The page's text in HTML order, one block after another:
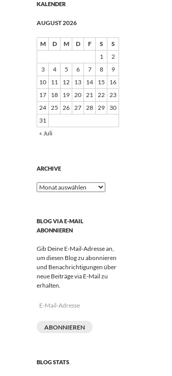
KALENDER
AUGUST 2026
M D M D F S
S
1
2
3
4 5 6 7 8
9
10
11 12 13 14 15
16
17
18 19 20 21 22 23
24 25 26 27 28 29
30
31
« Juli
ARCHIVE
Archive
BLOG VIA E-MAIL
ABONNIEREN
Gib Deine E-Mail-Adresse an,
um diesen Blog zu abonnieren
und Benachrichtigungen über
neue Beiträge via E-Mail zu
erhalten.
E-
ABONNIEREN
BLOG STATS